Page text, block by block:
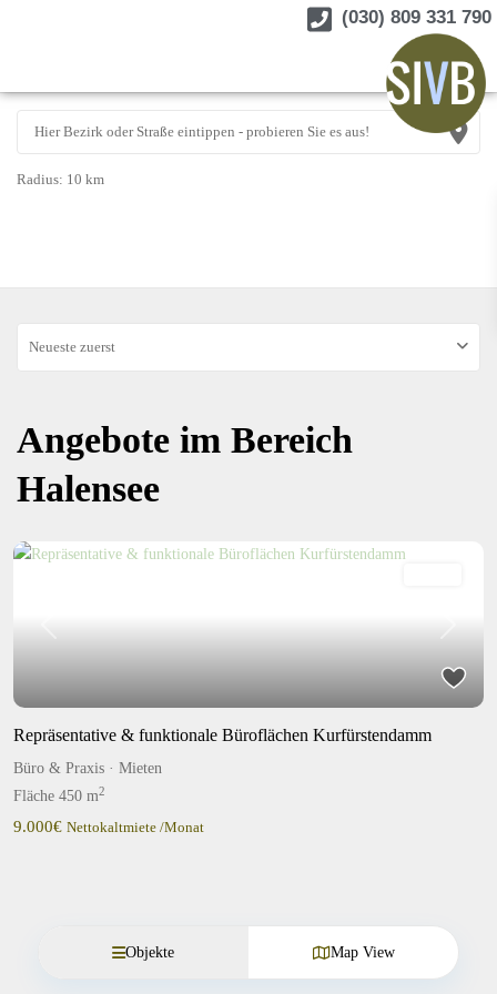
(030) 809 331 790
Radius: 10 km
Neueste zuerst
Angebote im Bereich
Halensee
Previous Next
Repräsentative & funktionale Büroflächen Kurfürstendamm
Büro & Praxis · Mieten
Fläche 450 m2
9.000€ Nettokaltmiete /Monat
Objekte Map View